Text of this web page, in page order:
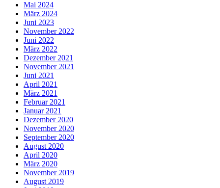
Mai 2024
März 2024
Juni 2023
November 2022
Juni 2022
März 2022
Dezember 2021
November 2021
Juni 2021
April 2021
März 2021
Februar 2021
Januar 2021
Dezember 2020
November 2020
September 2020
August 2020
April 2020
März 2020
November 2019
August 2019